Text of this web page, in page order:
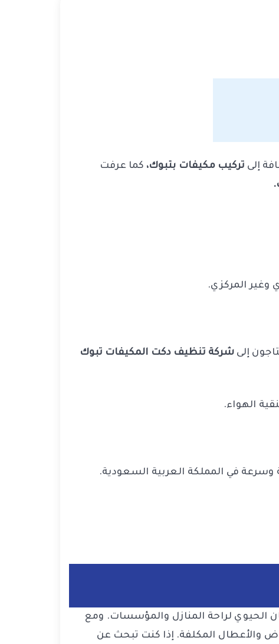
إلى تركيب مكيفات بتبوك، كما عرفت
وغير المركزي.
إلى شركة تنظيف دكت المكيفات تبوك
الهواء.
في المملكة العربية السعودية.
الحيوي لراحة المنازل والمؤسسات. ومع
والأعطال المكلفة. إذا كنت تبحث عن